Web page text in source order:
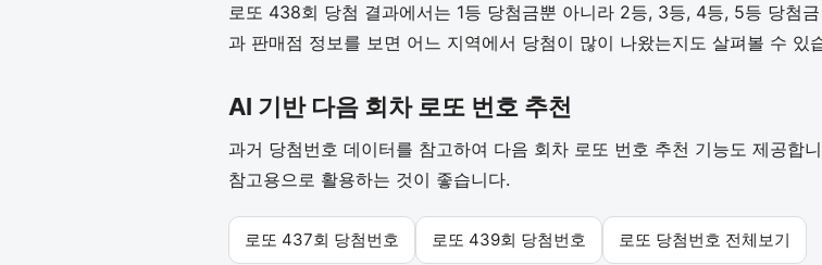
로또 438회 당첨 결과에서는 1등 당첨금뿐 아니라 2등, 3등, 4등, 5등 당첨
과 판매점 정보를 보면 어느 지역에서 당첨이 많이 나왔는지도 살펴볼 수 있
AI 기반 다음 회차 로또 번호 추천
과거 당첨번호 데이터를 참고하여 다음 회차 로또 번호 추천 기능도 제공합
참고용으로 활용하는 것이 좋습니다.
로또 437회 당첨번호 로또 439회 당첨번호 로또 당첨번호 전체보기